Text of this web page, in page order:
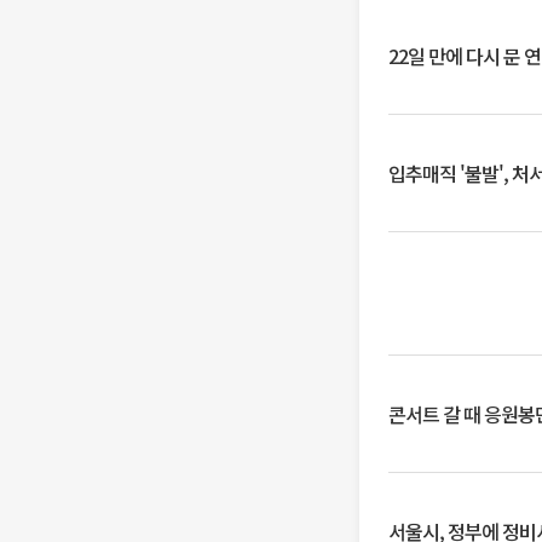
22일 만에 다시 문
입추매직 '불발', 처
콘서트 갈 때 응원
서울시, 정부에 정